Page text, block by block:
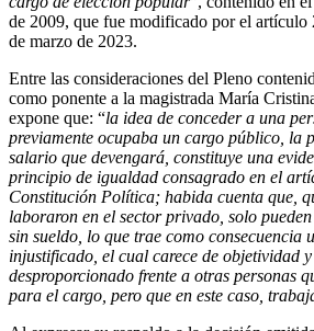
de 2009, que fue modificado por el artículo
de marzo de 2023.
Entre las consideraciones del Pleno
como ponente a la magistrada María
expone que: “la idea de conceder a una
previamente ocupaba un cargo público, la
salario que devengará, constituye una
principio de igualdad consagrado en el
Constitución Política; habida cuenta que,
laboraron en el sector privado, solo
sin sueldo, lo que trae como
injustificado, el cual carece de objetividad
desproporcionado frente a otras personas
para el cargo, pero que en este caso,